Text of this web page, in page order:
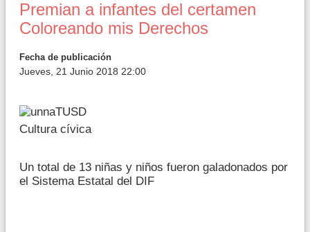
Premian a infantes del certamen
Coloreando mis Derechos
Fecha de publicación
Jueves, 21 Junio 2018 22:00
Cultura cívica
Un total de 13 niñas y niños fueron galadonados por
el Sistema Estatal del DIF